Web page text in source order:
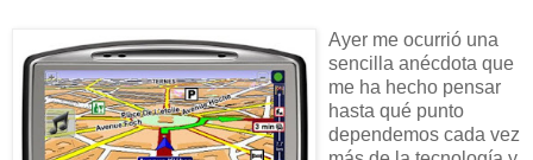
Ayer me ocurrió una
sencilla anécdota que
me ha hecho pensar
hasta qué punto
dependemos cada vez